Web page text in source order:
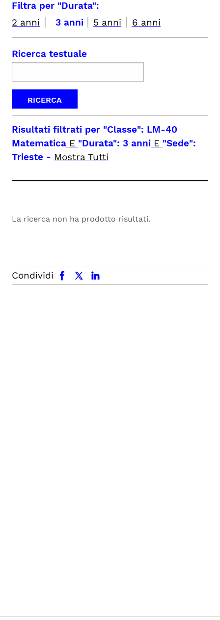
Filtra per "Durata":
2 anni | 3 anni | 5 anni | 6 anni
Ricerca testuale
Risultati filtrati per "Classe": LM-40
Matematica E "Durata": 3 anni E "Sede":
Trieste - Mostra Tutti
La ricerca non ha prodotto risultati.
Condividi
facebook x.com linkedin